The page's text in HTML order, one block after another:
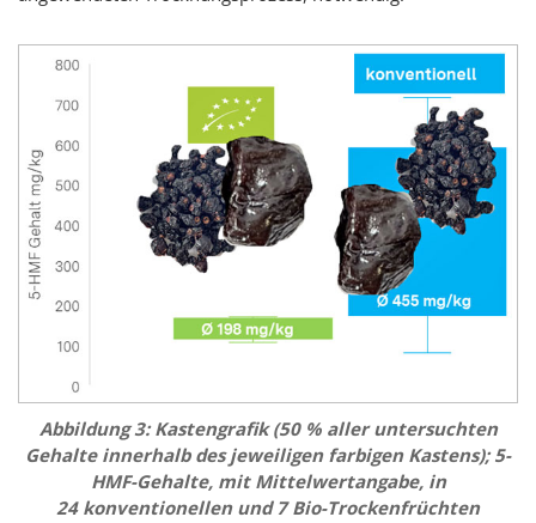
Abbildung 3: Kastengrafik (50 % aller untersuchten
Gehalte innerhalb des jeweiligen farbigen Kastens); 5-
HMF-Gehalte, mit Mittelwertangabe, in
24 konventionellen und 7 Bio-Trockenfrüchten